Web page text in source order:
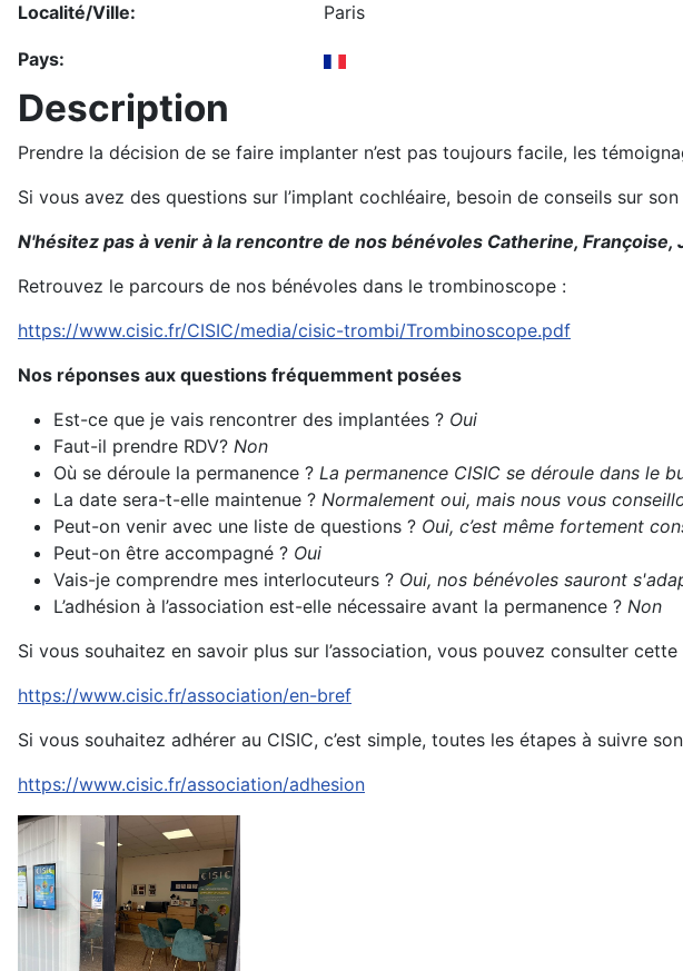
Localité/Ville: Paris
Pays:
Description
Prendre la décision de se faire implanter n’est pas toujours facile, les
Si vous avez des questions sur l’implant cochléaire, besoin de conseils sur
N'hésitez pas à venir à la rencontre de nos bénévoles Catherine,
Retrouvez le parcours de nos bénévoles dans le trombinoscope :
https://www.cisic.fr/CISIC/media/cisic-trombi/Trombinoscope.pdf
Nos réponses aux questions fréquemment posées
Est-ce que je vais rencontrer des implantées ? Oui
Faut-il prendre RDV? Non
Où se déroule la permanence ? La permanence CISIC se déroule dans le
La date sera-t-elle maintenue ? Normalement oui, mais nous vous
Peut-on venir avec une liste de questions ? Oui, c’est même fortement
Peut-on être accompagné ? Oui
Vais-je comprendre mes interlocuteurs ? Oui, nos bénévoles sauront
L’adhésion à l’association est-elle nécessaire avant la permanence ? Non
Si vous souhaitez en savoir plus sur l’association, vous pouvez consulter cette
https://www.cisic.fr/association/en-bref
Si vous souhaitez adhérer au CISIC, c’est simple, toutes les étapes à suivre
https://www.cisic.fr/association/adhesion